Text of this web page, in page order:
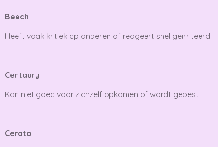
Beech
Heeft vaak kritiek op anderen of reageert snel geïrriteerd
Centaury
Kan niet goed voor zichzelf opkomen of wordt gepest
Cerato